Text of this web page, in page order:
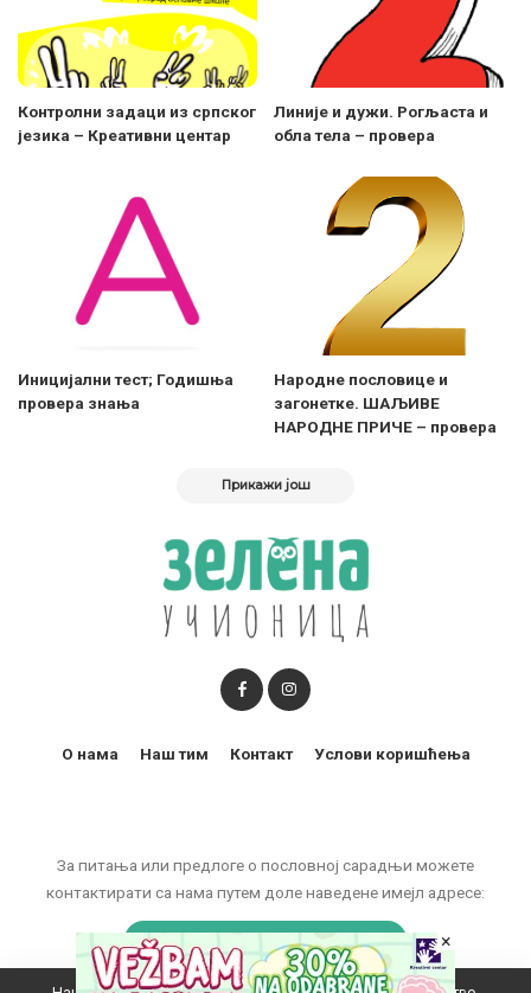
Контролни задаци из српског
језика – Креативни центар
Линије и дужи. Рогљаста и
обла тела – провера
Иницијални тест; Годишња
провера знања
Народне пословице и
загонетке. ШАЉИВЕ
НАРОДНЕ ПРИЧЕ – провера
Прикажи још
За питања или предлоге о пословној сарадњи можете
контактирати са нама путем доле наведене имејл адресе:
marketing@zelenaucionica.com
О нама Наш тим Контакт Услови коришћења
×